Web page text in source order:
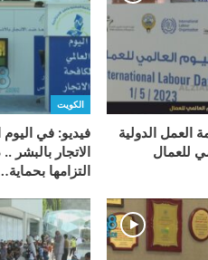
العمل الدولية
للعمال
الكويت
فيديو: في
الاتجار بالبشر
التزامها